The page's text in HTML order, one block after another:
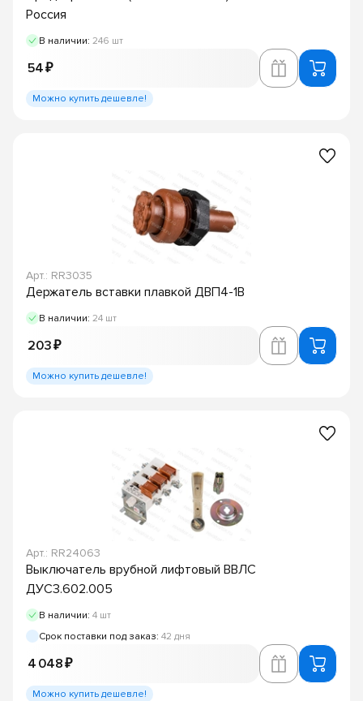
Россия
В наличии: 246 шт
54 ₽
Можно купить дешевле!
Арт.: RR3035
Держатель вставки плавкой ДВП4-1В
В наличии: 24 шт
203 ₽
Можно купить дешевле!
Арт.: RR24063
Выключатель врубной лифтовый ВВЛС
ДУС3.602.005
В наличии: 4 шт
Срок поставки под заказ: 42 дня
4 048 ₽
Можно купить дешевле!